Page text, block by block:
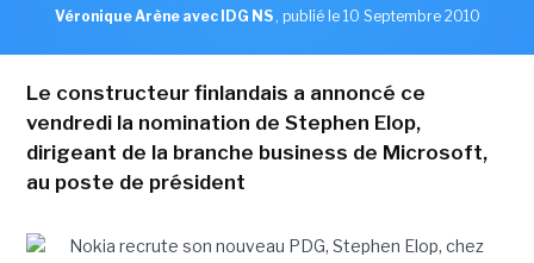
Véronique Arène avec IDG NS , publié le 10 Septembre 2010
Le constructeur finlandais a annoncé ce
vendredi la nomination de Stephen Elop,
dirigeant de la branche business de Microsoft,
au poste de président